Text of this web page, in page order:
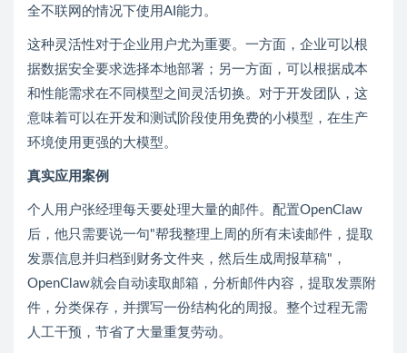
全不联网的情况下使用AI能力。
这种灵活性对于企业用户尤为重要。一方面，企业可以根
据数据安全要求选择本地部署；另一方面，可以根据成本
和性能需求在不同模型之间灵活切换。对于开发团队，这
意味着可以在开发和测试阶段使用免费的小模型，在生产
环境使用更强的大模型。
真实应用案例
个人用户张经理每天要处理大量的邮件。配置OpenClaw
后，他只需要说一句"帮我整理上周的所有未读邮件，提取
发票信息并归档到财务文件夹，然后生成周报草稿"，
OpenClaw就会自动读取邮箱，分析邮件内容，提取发票附
件，分类保存，并撰写一份结构化的周报。整个过程无需
人工干预，节省了大量重复劳动。